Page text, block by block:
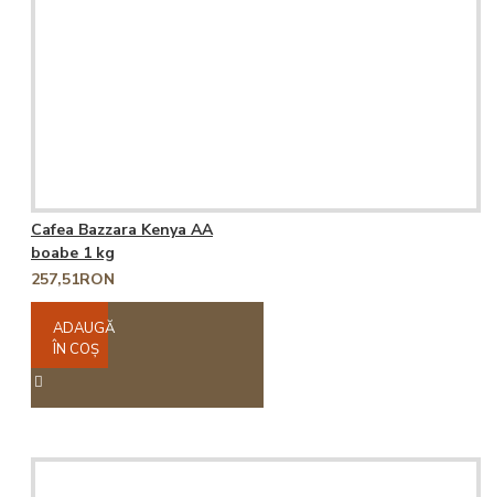
Cafea Bazzara Kenya AA
boabe 1 kg
257,51RON
ADAUGĂ
ÎN COŞ